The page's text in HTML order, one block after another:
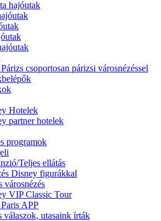
hajóutak
csoportosan párizsi városnézéssel
Hotelek
partner hotelek
programok
Teljes ellátás
Disney figurákkal
városnézés
VIP Classic Tour
APP
válaszok, utasaink írták